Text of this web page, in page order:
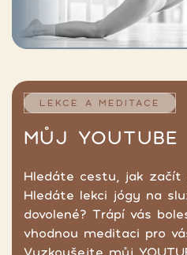
LEKCE A MEDITACE
MŮJ YOUTUBE
Hledáte cestu, jak začít
Hledáte lekci jógy na
dovolené? Trápí vás
vhodnou meditaci pro
Vyzkoušejte můj